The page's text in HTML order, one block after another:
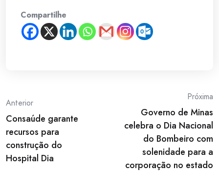
Compartilhe
Post
navigation
Anterior
Consaúde garante
recursos para
construção do
Hospital Dia
Próxima
Governo de Minas
celebra o Dia Nacional
do Bombeiro com
solenidade para a
corporação no estado